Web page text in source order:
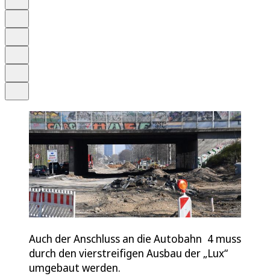
Auch der Anschluss an die Autobahn 4 muss
durch den vierstreifigen Ausbau der „Lux“
umgebaut werden.